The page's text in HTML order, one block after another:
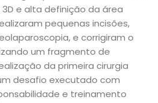
e alta definição da área
pequenas incisões,
e corrigiram o
um fragmento de
da primeira cirurgia
desafio executado com
e treinamento